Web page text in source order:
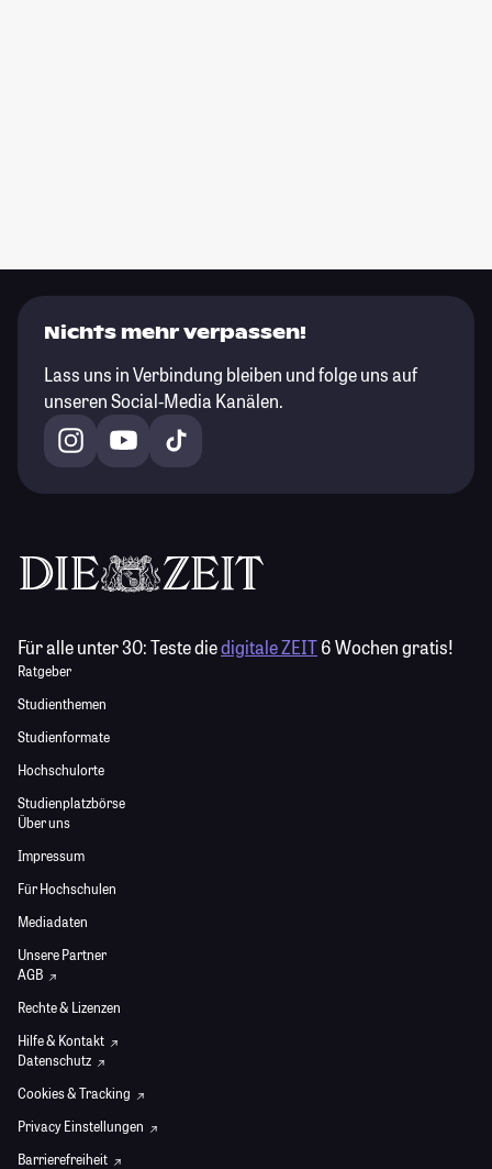
Nichts mehr verpassen!
Lass uns in Verbindung bleiben und folge uns auf
unseren Social-Media Kanälen.
Für alle unter 30:Teste diedigitale ZEIT6 Wochen gratis!
Ratgeber
Studienthemen
Studienformate
Hochschulorte
Studienplatzbörse
Über uns
Impressum
Für Hochschulen
Mediadaten
Unsere Partner
AGB
Rechte & Lizenzen
Hilfe & Kontakt
Datenschutz
Cookies & Tracking
Privacy Einstellungen
Barrierefreiheit